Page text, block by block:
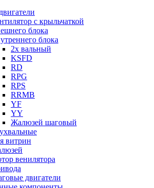
с крыльчаткой
блока
блока
2х вальный
KSFD
RD
RPG
RPS
RRMB
YF
YY
Жалюзей шаговый
витрин
венилятора
двигатели